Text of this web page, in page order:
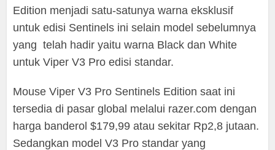
Edition menjadi satu-satunya warna eksklusif
untuk edisi Sentinels ini selain model sebelumnya
yang telah hadir yaitu warna Black dan White
untuk Viper V3 Pro edisi standar.
Mouse Viper V3 Pro Sentinels Edition saat ini
tersedia di pasar global melalui razer.com dengan
harga banderol $179,99 atau sekitar Rp2,8 jutaan.
Sedangkan model V3 Pro standar yang